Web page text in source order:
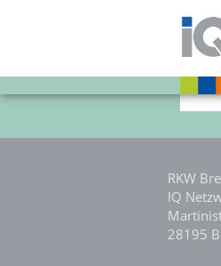
RKW
IQ
28195